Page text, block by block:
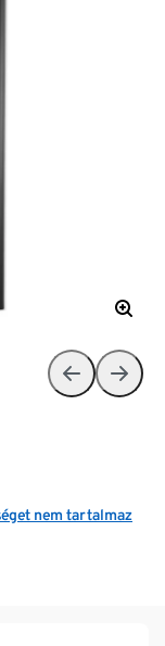
nem tartalmaz